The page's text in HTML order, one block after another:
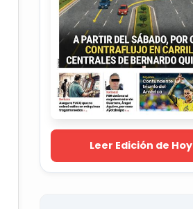
Leer Edición de Hoy